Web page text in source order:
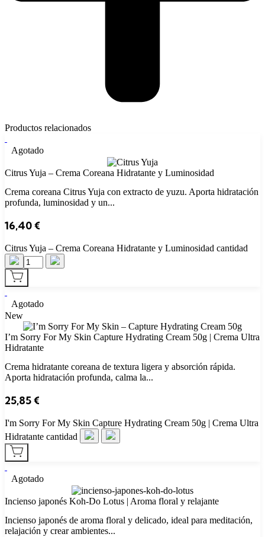
Productos relacionados
Agotado
Citrus Yuja – Crema Coreana Hidratante y Luminosidad
Crema coreana Citrus Yuja con extracto de yuzu. Aporta hidratación
profunda, luminosidad y un...
16,40€
Citrus Yuja – Crema Coreana Hidratante y Luminosidad cantidad
Agotado
New
I’m Sorry For My Skin Capture Hydrating Cream 50g | Crema Ultra
Hidratante
Crema hidratante coreana de textura ligera y absorción rápida.
Aporta hidratación profunda, calma la...
25,85€
I'm Sorry For My Skin Capture Hydrating Cream 50g | Crema Ultra
Hidratante cantidad
Agotado
Incienso japonés Koh‑Do Lotus | Aroma floral y relajante
Incienso japonés de aroma floral y delicado, ideal para meditación,
relajación y crear ambientes...